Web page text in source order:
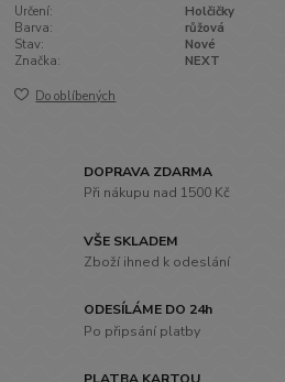
Určení:
Holčičky
Barva:
růžová
Stav:
Nové
Značka:
NEXT
Do oblíbených
DOPRAVA ZDARMA
Při nákupu nad 1500 Kč
VŠE SKLADEM
Zboží ihned k odeslání
ODESÍLÁME DO 24h
Po připsání platby